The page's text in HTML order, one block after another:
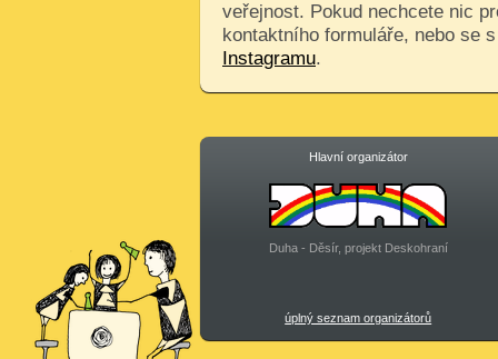
veřejnost. Pokud nechcete nic
kontaktního formuláře, nebo se
Instagramu.
Hlavní organizátor
Duha - Děsír, projekt Deskohraní
úplný seznam organizátorů